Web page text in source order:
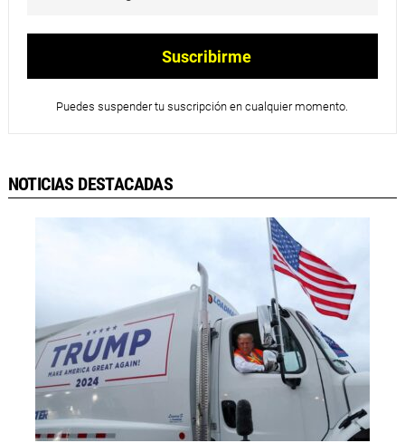
Puedes suspender tu suscripción en cualquier momento.
NOTICIAS DESTACADAS